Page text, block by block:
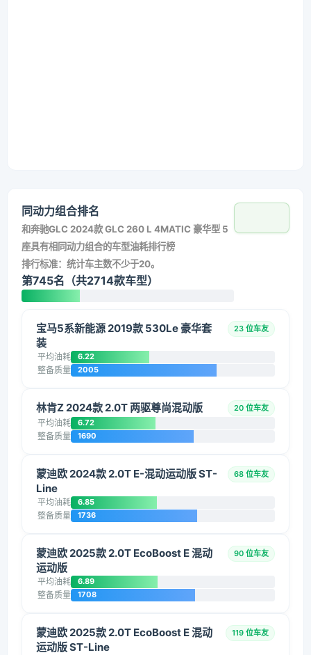
同动力组合排名
和奔驰GLC 2024款 GLC 260 L 4MATIC 豪华型 5
座具有相同动力组合的车型油耗排行榜
排行标准：统计车主数不少于20。
第745名（共2714款车型）
宝马5系新能源 2019款 530Le 豪华套
装
23 位车友
平均油耗 6.22
整备质量 2005
林肯Z 2024款 2.0T 两驱尊尚混动版 20 位车友
平均油耗 6.72
整备质量 1690
蒙迪欧 2024款 2.0T E-混动运动版 ST-
Line
68 位车友
平均油耗 6.85
整备质量 1736
蒙迪欧 2025款 2.0T EcoBoost E 混动
运动版
90 位车友
平均油耗 6.89
整备质量 1708
蒙迪欧 2025款 2.0T EcoBoost E 混动
运动版 ST-Line
119 位车友